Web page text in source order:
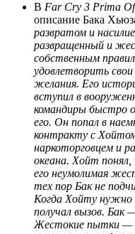
В Far Cry 3 Prima
описание Бака
развратом и
развращенный и
собственным
удовлетворить
желания. Его
вступил в
командиры быстро
его. Он попал в
контракту с
наркоторговцем и
океана. Хойт
его неумолимая
тех пор Бак не
Когда Хойту нужно
получал вызов. Бак
Жестокие пытки —